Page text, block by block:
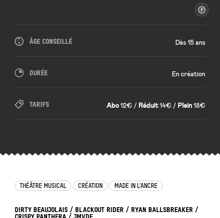
ÂGE CONSEILLÉ Dès 15 ans
DURÉE En création
TARIFS Abo12€ / Réduit14€ / Plein18€
DIRTY BEAUJOLAIS / BLACKOUT RIDER / RYAN BALLSBREAKER /
THÉÂTRE MUSICAL CRÉATION MADE IN L’ANCRE